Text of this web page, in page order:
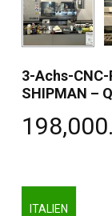
3-Achs-CNC-
SHIPMAN –
ITALIEN